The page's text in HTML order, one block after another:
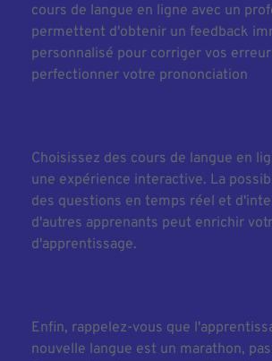
cours de langue en ligne avec un
permettent d'obtenir un feedback
personnalisé pour corriger vos
perfectionner votre prononciation
Choisissez des cours de langue en
une expérience interactive. La
des questions en temps réel et
d'autres apprenants peut enrichir
d'apprentissage.
Enfin, rappelez-vous que
nouvelle langue est un marathon,